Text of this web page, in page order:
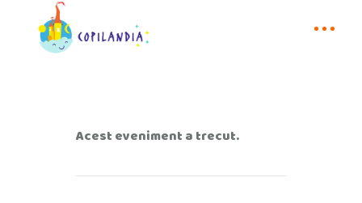
Acest eveniment a trecut.